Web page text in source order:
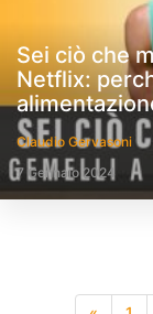
Sei ciò che
Netflix:
Claudio Gervasoni
7 Gennaio 2024